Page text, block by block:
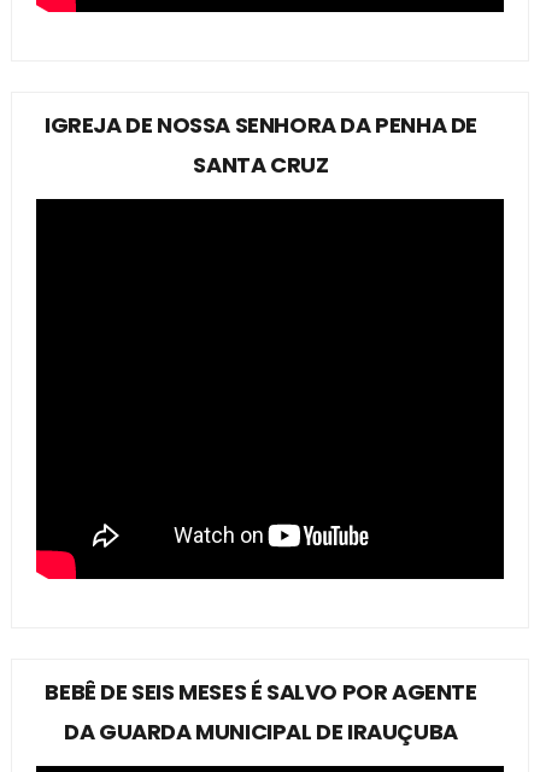
IGREJA DE NOSSA SENHORA DA PENHA DE
SANTA CRUZ
BEBÊ DE SEIS MESES É SALVO POR AGENTE
DA GUARDA MUNICIPAL DE IRAUÇUBA